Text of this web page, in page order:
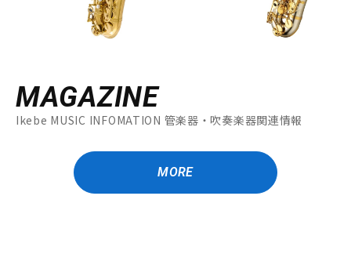
MAGAZINE
Ikebe MUSIC INFOMATION 管楽器・吹奏楽器関連情報
MORE